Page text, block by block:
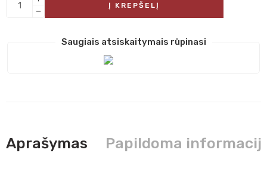
Į KREPŠELĮ
Saugiais atsiskaitymais rūpinasi
Aprašymas Papildoma